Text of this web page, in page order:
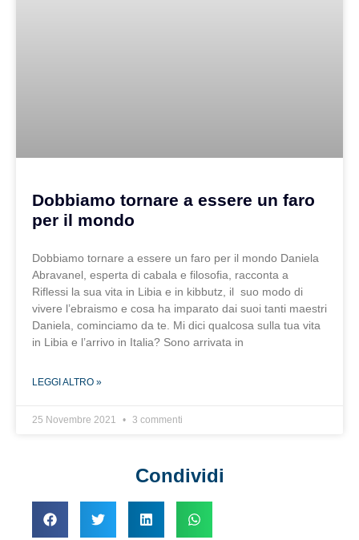
Dobbiamo tornare a essere un faro
per il mondo
Dobbiamo tornare a essere un faro per il mondo Daniela
Abravanel, esperta di cabala e filosofia, racconta a
Riflessi la sua vita in Libia e in kibbutz, il suo modo di
vivere l’ebraismo e cosa ha imparato dai suoi tanti maestri
Daniela, cominciamo da te. Mi dici qualcosa sulla tua vita
in Libia e l’arrivo in Italia? Sono arrivata in
LEGGI ALTRO »
25 Novembre 2021 3 commenti
Condividi